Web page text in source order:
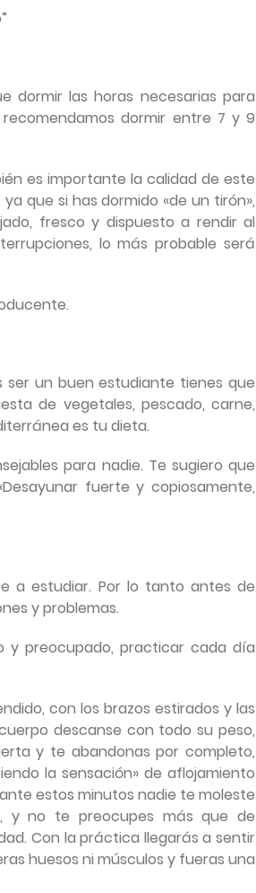
dormir las horas necesarias para
dormir entre 7 y 9
es importante la calidad de este
que si has dormido «de un tirón»,
fresco y dispuesto a rendir al
lo más probable será
ser un buen estudiante tienes que
de vegetales, pescado, carne,
es tu dieta.
para nadie. Te sugiero que
fuerte y copiosamente,
a estudiar. Por lo tanto antes de
y problemas.
y preocupado, practicar cada día
con los brazos estirados y las
descanse con todo su peso,
y te abandonas por completo,
la sensación» de aflojamiento
estos minutos nadie te moleste
y no te preocupes más que de
Con la práctica llegarás a sentir
huesos ni músculos y fueras una